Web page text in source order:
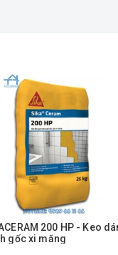
200 HP - Keo
gốc xi măng